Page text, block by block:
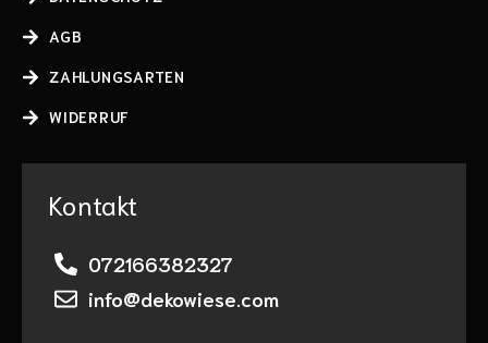
AGB
ZAHLUNGSARTEN
WIDERRUF
Kontakt
072166382327
info@dekowiese.com